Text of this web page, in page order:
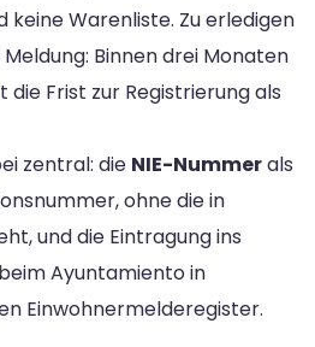
keine Warenliste. Zu erledigen
Binnen drei Monaten
Frist zur Registrierung als
zentral: die NIE-Nummerals
ohne die in
und die Eintragung ins
beim Ayuntamiento in
Einwohnermelderegister.